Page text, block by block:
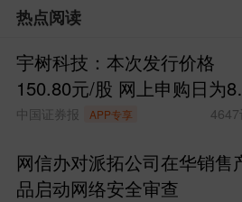
热点阅读
宇树科技：本次发行价格
150.80元/股 网上申购日为8
10日
中国证券报 APP专享 4647
网信办对派拓公司在华销售
品启动网络安全审查